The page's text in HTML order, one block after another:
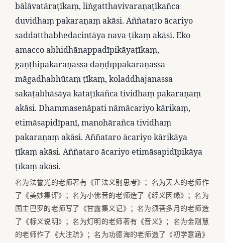
bālāvatāraṭīkaṃ, liṅgatthavivaraṇaṭīkañca
duvidhaṃ pakaraṇaṃ akāsi. Aññataro ācariyo
saddatthabhedacintāya nava-ṭīkaṃ akāsi. Eko
amacco abhidhānappadīpikāyaṭīkaṃ,
gaṇṭhipakaraṇassa daṇḍīppakaraṇassa
māgadhabhūtaṃ ṭīkaṃ, koladdhajanassa
sakaṭabhāsāya kataṭīkañca tividhaṃ pakaraṇaṃ
akāsi. Dhammasenāpati nāmācariyo kārikaṃ,
etimāsapidīpanī, manohārañca tividhaṃ
pakaraṇaṃ akāsi. Aññataro ācariyo kārikāya
ṭīkaṃ akāsi. Aññataro ācariyo etimāsapidīpikāya
ṭīkaṃ akāsi.
名为法誉光的老师著有《正法义别思考》；名为天人的老师作
了《美妙集评》；名为小佛音的老师造了《经义因缘》；名为
国主巴罗的老师写了《甘露集义记》；名为须菩多月的老师造
了《标义说明》；名为灯明的老师著有《音义》；名为金刚慧
的老师作了《大注疏》；名为功德海的老师造了《初学意涵》